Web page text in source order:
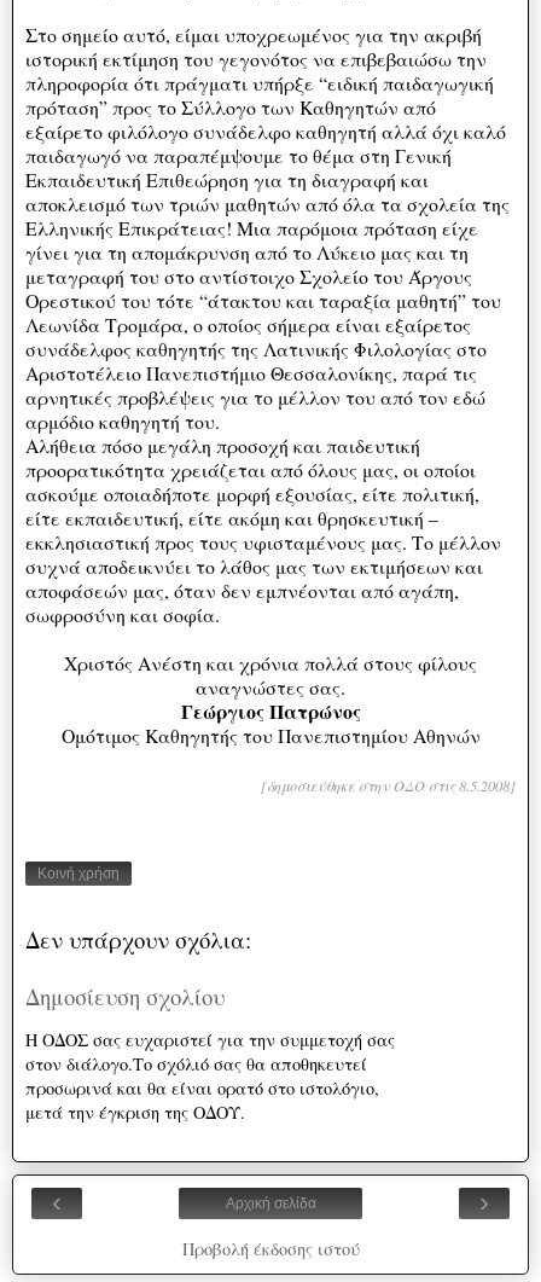
Στο σημείο αυτό, είμαι υποχρεωμένος για την ακριβή
ιστορική εκτίμηση του γεγονότος να επιβεβαιώσω την
πληροφορία ότι πράγματι υπήρξε “ειδική παιδαγωγική
πρόταση” προς το Σύλλογο των Καθηγητών από
εξαίρετο φιλόλογο συνάδελφο καθηγητή αλλά όχι καλό
παιδαγωγό να παραπέμψουμε το θέμα στη Γενική
Εκπαιδευτική Επιθεώρηση για τη διαγραφή και
αποκλεισμό των τριών μαθητών από όλα τα σχολεία της
Ελληνικής Επικράτειας! Μια παρόμοια πρόταση είχε
γίνει για τη απομάκρυνση από το Λύκειο μας και τη
μεταγραφή του στο αντίστοιχο Σχολείο του Άργους
Ορεστικού του τότε “άτακτου και ταραξία μαθητή” του
Λεωνίδα Τρομάρα, ο οποίος σήμερα είναι εξαίρετος
συνάδελφος καθηγητής της Λατινικής Φιλολογίας στο
Αριστοτέλειο Πανεπιστήμιο Θεσσαλονίκης, παρά τις
αρνητικές προβλέψεις για το μέλλον του από τον εδώ
αρμόδιο καθηγητή του.
Αλήθεια πόσο μεγάλη προσοχή και παιδευτική
προορατικότητα χρειάζεται από όλους μας, οι οποίοι
ασκούμε οποιαδήποτε μορφή εξουσίας, είτε πολιτική,
είτε εκπαιδευτική, είτε ακόμη και θρησκευτική –
εκκλησιαστική προς τους υφισταμένους μας. Το μέλλον
συχνά αποδεικνύει το λάθος μας των εκτιμήσεων και
αποφάσεών μας, όταν δεν εμπνέονται από αγάπη,
σωφροσύνη και σοφία.
Χριστός Ανέστη και χρόνια πολλά στους φίλους
αναγνώστες σας.
Γεώργιος Πατρώνος
Ομότιμος Καθηγητής του Πανεπιστημίου Αθηνών
[δημοσιεύθηκε στην ΟΔΟ στις 8.5.2008]
Κοινή χρήση
Δεν υπάρχουν σχόλια:
Δημοσίευση σχολίου
Η ΟΔΟΣ σας ευχαριστεί για την συμμετοχή σας
στον διάλογο.Το σχόλιό σας θα αποθηκευτεί
προσωρινά και θα είναι ορατό στο ιστολόγιο,
μετά την έγκριση της ΟΔΟΥ.
‹ ›
Αρχική σελίδα
Προβολή έκδοσης ιστού